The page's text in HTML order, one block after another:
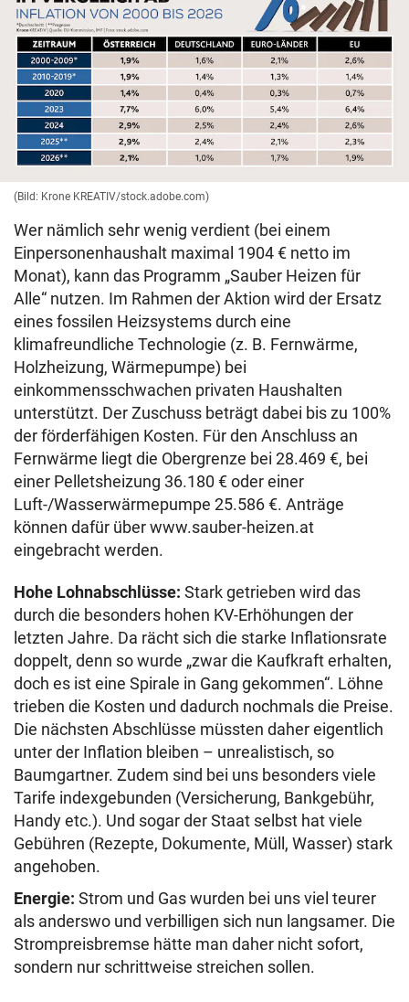
(Bild: Krone KREATIV/stock.adobe.com)
Wer nämlich sehr wenig verdient (bei einem
Einpersonenhaushalt maximal 1904 € netto im
Monat), kann das Programm „Sauber Heizen für
Alle“ nutzen. Im Rahmen der Aktion wird der Ersatz
eines fossilen Heizsystems durch eine
klimafreundliche Technologie (z. B. Fernwärme,
Holzheizung, Wärmepumpe) bei
einkommensschwachen privaten Haushalten
unterstützt. Der Zuschuss beträgt dabei bis zu 100%
der förderfähigen Kosten. Für den Anschluss an
Fernwärme liegt die Obergrenze bei 28.469 €, bei
einer Pelletsheizung 36.180 € oder einer
Luft-/Wasserwärmepumpe 25.586 €. Anträge
können dafür über www.sauber-heizen.at
eingebracht werden.
Hohe Lohnabschlüsse: Stark getrieben wird das
durch die besonders hohen KV-Erhöhungen der
letzten Jahre. Da rächt sich die starke Inflationsrate
doppelt, denn so wurde „zwar die Kaufkraft erhalten,
doch es ist eine Spirale in Gang gekommen“. Löhne
trieben die Kosten und dadurch nochmals die Preise.
Die nächsten Abschlüsse müssten daher eigentlich
unter der Inflation bleiben – unrealistisch, so
Baumgartner. Zudem sind bei uns besonders viele
Tarife indexgebunden (Versicherung, Bankgebühr,
Handy etc.). Und sogar der Staat selbst hat viele
Gebühren (Rezepte, Dokumente, Müll, Wasser) stark
angehoben.
Energie: Strom und Gas wurden bei uns viel teurer
als anderswo und verbilligen sich nun langsamer. Die
Strompreisbremse hätte man daher nicht sofort,
sondern nur schrittweise streichen sollen.